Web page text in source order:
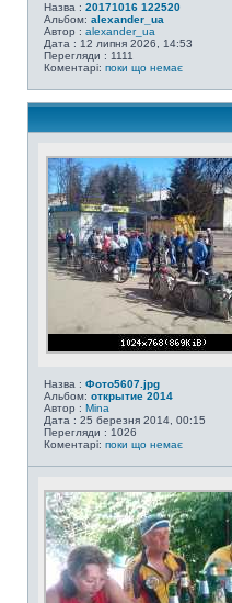
Назва : 20171016 122520
Альбом: alexander_ua
Автор : alexander_ua
Дата : 12 липня 2026, 14:53
Перегляди : 1111
Коментарі: поки що немає
Назва : Фото5607.jpg
Альбом: открытие 2014
Автор : Mina
Дата : 25 березня 2014, 00:15
Перегляди : 1026
Коментарі: поки що немає